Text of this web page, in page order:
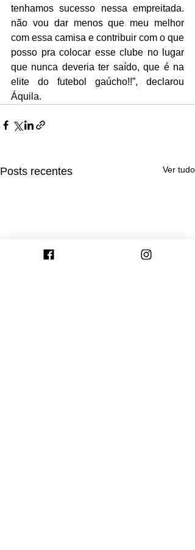
tenhamos sucesso nessa empreitada.
não vou dar menos que meu melhor
com essa camisa e contribuir com o que
posso pra colocar esse clube no lugar
que nunca deveria ter saído, que é na
elite do futebol gaúcho!!”, declarou
Áquila.
Posts recentes Ver tudo